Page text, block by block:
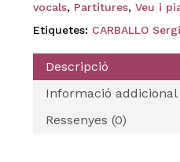
vocals, Partitures, Veu i
Etiquetes: CARBALLO Sergi
Descripció
Informació addicional
Ressenyes (0)